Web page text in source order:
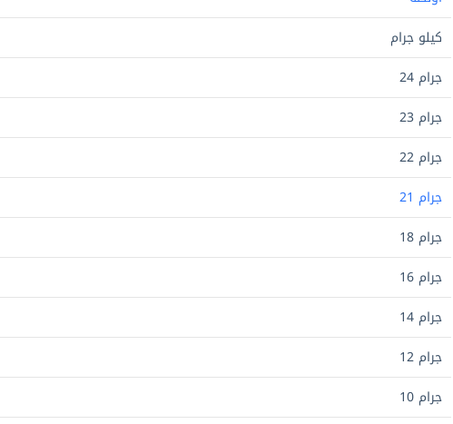
كيلو جرام
جرام 24
جرام 23
جرام 22
جرام 21
جرام 18
جرام 16
جرام 14
جرام 12
جرام 10